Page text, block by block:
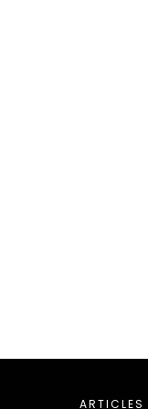
ARTICLES